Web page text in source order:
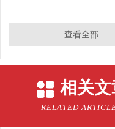
查看全部
相关文
RELATED